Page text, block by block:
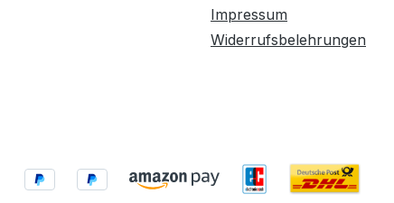
Impressum
Widerrufsbelehrungen